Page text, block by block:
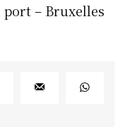
port – Bruxelles